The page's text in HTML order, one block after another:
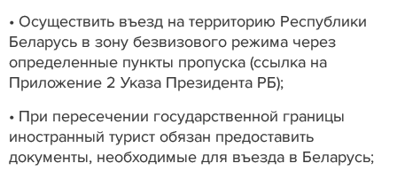
• Осуществить въезд на территорию Республики
Беларусь в зону безвизового режима через
определенные пункты пропуска (ссылка на
Приложение 2 Указа Президента РБ);
• При пересечении государственной границы
иностранный турист обязан предоставить
документы, необходимые для въезда в Беларусь;